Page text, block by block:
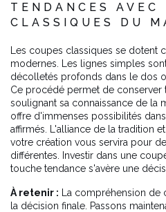
TENDANCES AVEC
CLASSIQUES DU
Les coupes classiques se dotent
modernes. Les lignes simples
décolletés profonds dans le dos
Ce procédé permet de conserver
soulignant sa connaissance de la
offre d'immenses possibilités
affirmés. L'alliance de la tradition
votre création vous servira pour
différentes. Investir dans une
touche tendance s'avère une
À retenir : La compréhension de
la décision finale. Passons